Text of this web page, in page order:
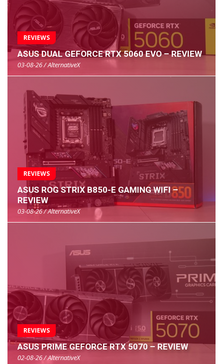
REVIEWS
ASUS DUAL GEFORCE RTX 5060 EVO – REVIEW
03-08-26 / AlternativeX
REVIEWS
ASUS ROG STRIX B850-E GAMING WIFI –
REVIEW
03-08-26 / AlternativeX
REVIEWS
ASUS PRIME GEFORCE RTX 5070 – REVIEW
02-08-26 / AlternativeX